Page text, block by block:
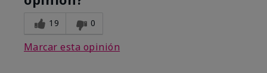
19 0
Marcar esta opinión